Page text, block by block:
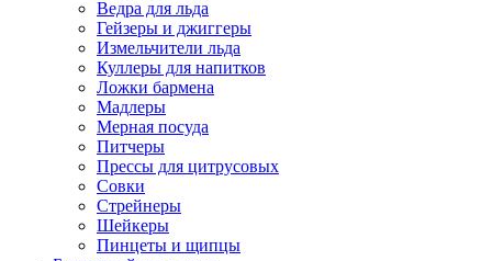
Ведра для льда
Гейзеры и джиггеры
Измельчители льда
Куллеры для напитков
Ложки бармена
Мадлеры
Мерная посуда
Питчеры
Прессы для цитрусовых
Совки
Стрейнеры
Шейкеры
Пинцеты и щипцы